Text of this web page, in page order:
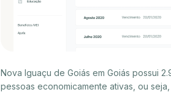
Nova Iguaçu de Goiás em Goiás possui
pessoas economicamente ativas, ou